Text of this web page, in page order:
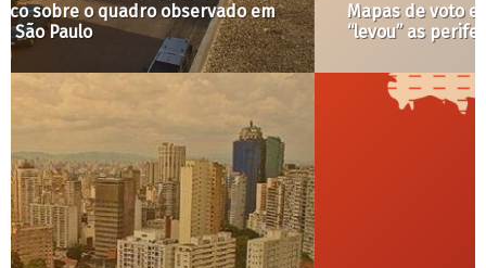
Mapas de voto enganam: nenhum candidato
“levou” as periferias ou Centro de SP